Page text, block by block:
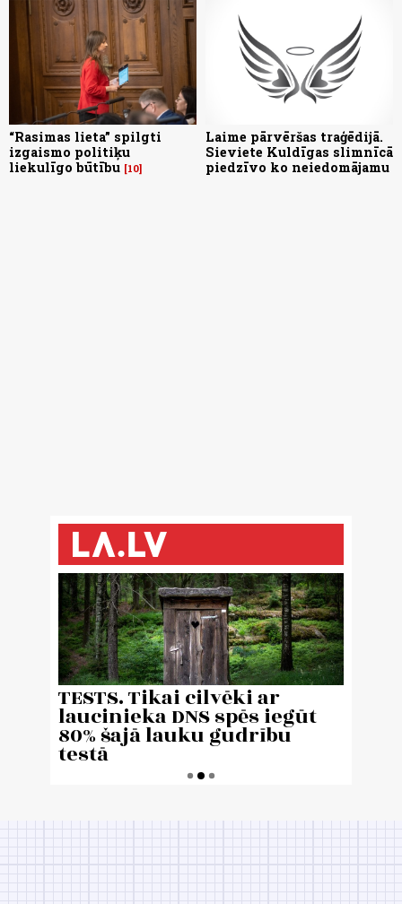
“Rasimas lieta” spilgti
izgaismo politiķu
liekulīgo būtību 10
Laime pārvēršas traģēdijā.
Sieviete Kuldīgas slimnīcā
piedzīvo ko neiedomājamu